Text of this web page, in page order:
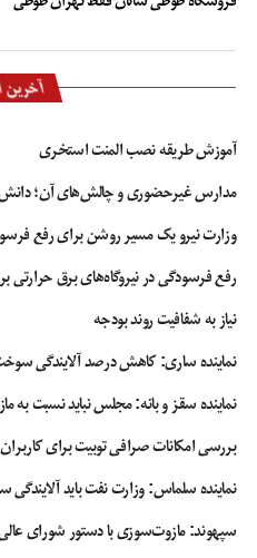
آخرین
آموزش طریقه نصب المنت استخری
مدارس غیرحضوری و چالش‌های آن؛
وزارت نیرو یک مسیر روشن برای رفع
رفع فرسودگی در نیروگاه‌های برق
نیاز به شفافیت روند بودجه
نماینده ساری: کاهش درصد آلایندگی
نماینده سقز و بانه: مجلس نباید نسبت به
بررسی امکانات صرافی توبیت برای کاربران
نماینده سلماس: وزارت نفت باید
سپهوند:‌ مازوت‌سوزی با دستور شورای